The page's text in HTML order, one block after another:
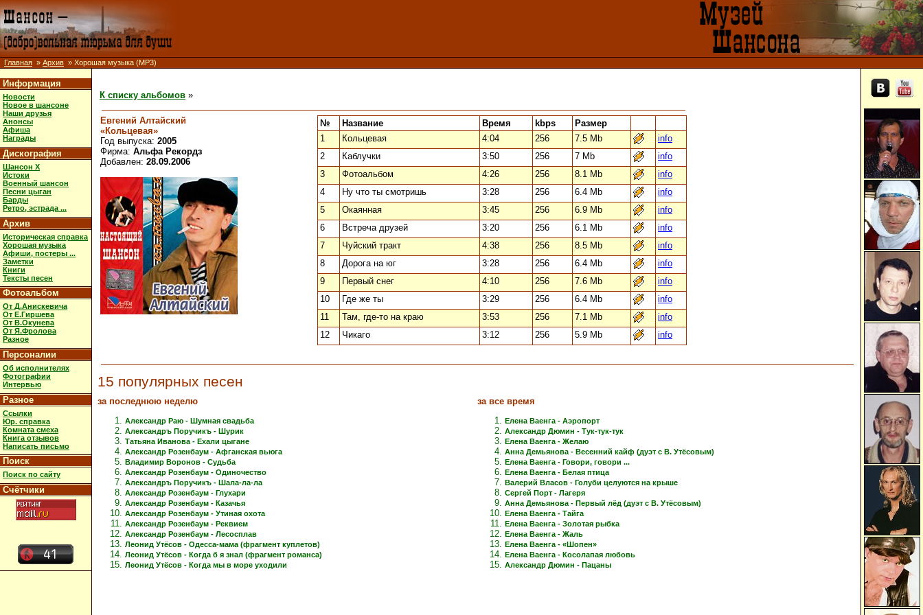
Главная » Архив » Хорошая музыка (MP3)
Информация
Новости
Новое в шансоне
Наши друзья
Анонсы
Афиша
Награды
Дискография
Шансон X
Истоки
Военный шансон
Песни цыган
Барды
Ретро, эстрада ...
Архив
Историческая справка
Хорошая музыка
Афиши, постеры ...
Заметки
Книги
Тексты песен
Фотоальбом
От Д.Анискевича
От Е.Гиршева
От В.Окунева
От Я.Фролова
Разное
Персоналии
Об исполнителях
Фотографии
Интервью
Разное
Ссылки
Юр. справка
Комната смеха
Книга отзывов
Написать письмо
Поиск
Поиск по сайту
Счётчики
К списку альбомов »
Евгений Алтайский
«Кольцевая»
Год выпуска: 2005
Фирма: Альфа Рекордз
Добавлен: 28.09.2006
№ Название Время kbps
Размер
1
Кольцевая 4:04 256 7.5 Mb
info
2
Каблучки 3:50 256 7 Mb
info
3
Фотоальбом 4:26 256 8.1 Mb
info
4
Ну что ты смотришь 3:28 256 6.4 Mb
info
5
Окаянная 3:45 256 6.9 Mb
info
6
Встреча друзей 3:20 256 6.1 Mb
info
7
Чуйский тракт 4:38 256 8.5 Mb
info
8
Дорога на юг 3:28 256 6.4 Mb
info
9
Первый снег 4:10 256 7.6 Mb
info
10
Где же ты 3:29 256 6.4 Mb
info
11
Там, где-то на краю 3:53 256 7.1 Mb
info
12
Чикаго 3:12 256 5.9 Mb info
15 популярных песен
за последнюю неделю
Александр Раю - Шумная свадьба
Александръ Поручикъ - Шурик
Татьяна Иванова - Ехали цыгане
Александр Розенбаум - Афганская вьюга
Владимир Воронов - Судьба
Александр Розенбаум - Одиночество
Александръ Поручикъ - Шала-ла-ла
Александр Розенбаум - Глухари
Александр Розенбаум - Казачья
Александр Розенбаум - Утиная охота
Александр Розенбаум - Реквием
Александр Розенбаум - Лесосплав
Леонид Утёсов - Одесса-мама (фрагмент куплетов)
Леонид Утёсов - Когда б я знал (фрагмент романса)
Леонид Утёсов - Когда мы в море уходили
за все время
Елена Ваенга - Аэропорт
Александр Дюмин - Тук-тук-тук
Елена Ваенга - Желаю
Анна Демьянова - Весенний кайф (дуэт с В. Утёсовым)
Елена Ваенга - Говори, говори ...
Елена Ваенга - Белая птица
Валерий Власов - Голуби целуются на крыше
Сергей Порт - Лагеря
Анна Демьянова - Первый лёд (дуэт с В. Утёсовым)
Елена Ваенга - Тайга
Елена Ваенга - Золотая рыбка
Елена Ваенга - Жаль
Елена Ваенга - «Шопен»
Елена Ваенга - Косолапая любовь
Александр Дюмин - Пацаны